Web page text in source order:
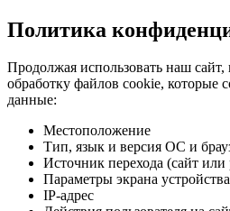
Политика
Продолжая использовать наш сайт,
обработку файлов cookie, которые
данные:
Местоположение
Тип, язык и версия ОС и
Источник перехода (сайт
Параметры экрана устройства
IP-адрес